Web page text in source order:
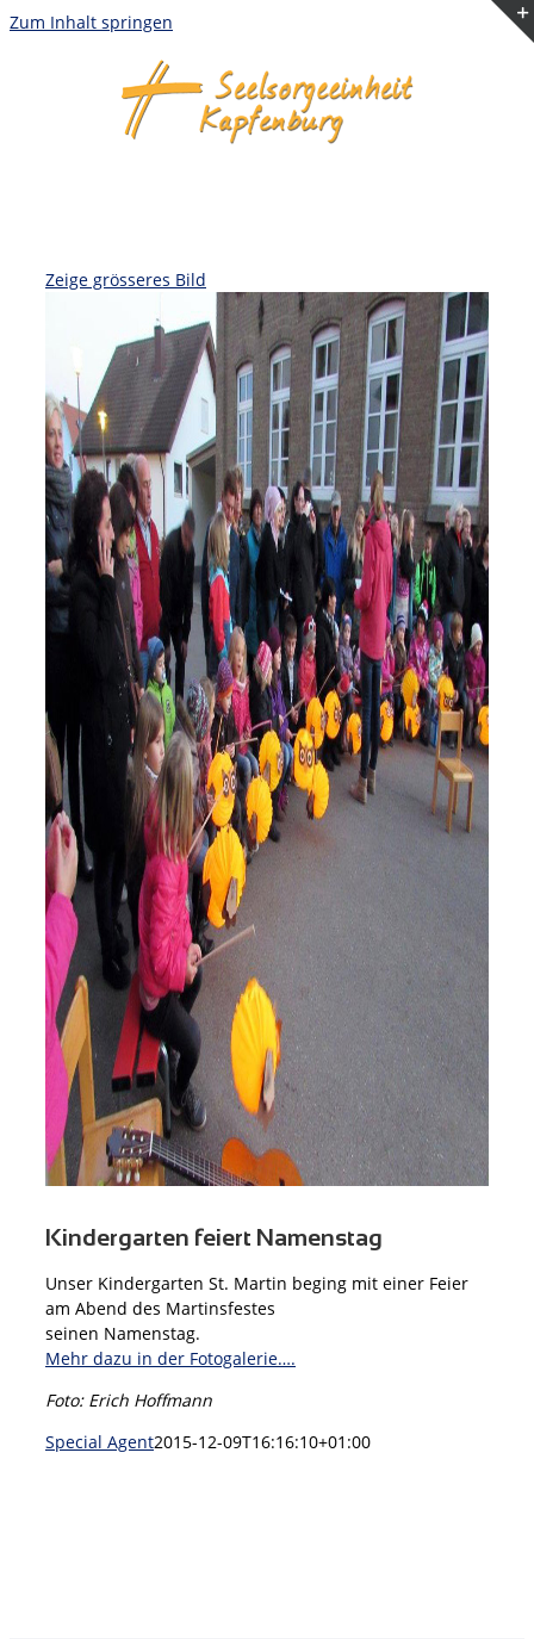
Zum Inhalt springen
Zeige grösseres Bild
Kindergarten feiert Namenstag
Unser Kindergarten St. Martin beging mit einer Feier
am Abend des Martinsfestes
seinen Namenstag.
Mehr dazu in der Fotogalerie….
Foto: Erich Hoffmann
Special Agent2015-12-09T16:16:10+01:00